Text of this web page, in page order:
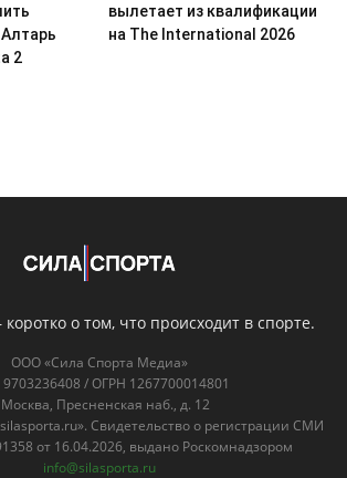
2
вылетает из квалификации
на The International 2026
о том, что происходит в спорте.
ООО «Сила Спорта Медиа»
/ ОГРН 1267700014801
Москва, Пресненская наб., д. 12
Свидетельство о регистрации СМИ
от 16.04.2026, выдано Роскомнадзором
info@silasporta.ru